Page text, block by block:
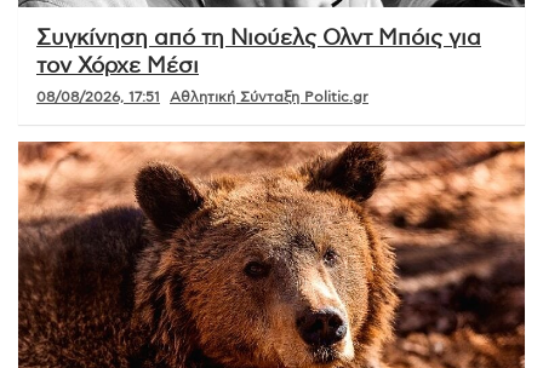
Συγκίνηση από τη Νιούελς Ολντ Μπόις για
τον Χόρχε Μέσι
08/08/2026, 17:51 Αθλητική Σύνταξη Politic.gr